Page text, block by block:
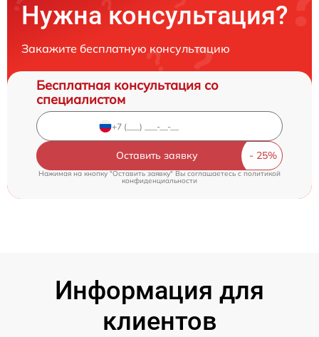
Нужна консультация?
Закажите бесплатную консультацию
Бесплатная консультация со
специалистом
Оставить заявку
Нажимая на кнопку "Оставить заявку" Вы соглашаетесь cполитикой
конфиденциальности
Информация для
клиентов